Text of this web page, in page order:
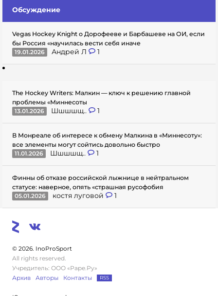
Обсуждение
Vegas Hockey Knight о Дорофееве и Барбашеве на ОИ, если
бы Россия «научилась вести себя иначе
19.01.2026
Андрей Л 1
The Hockey Writers: Малкин — ключ к решению главной
проблемы «Миннесоты
13.01.2026
Шшшшщ.. 1
В Монреале об интересе к обмену Малкина в «Миннесоту»:
все элементы могут сойтись довольно быстро
11.01.2026
Шшшшщ.. 1
Финны об отказе российской лыжнице в нейтральном
статусе: наверное, опять «страшная русофобия
05.01.2026
костя луговой 1
© 2026. InoProSport
All rights reserved.
Учредитель: ООО «Раре.Ру»
Архив
Авторы Контакты RSS